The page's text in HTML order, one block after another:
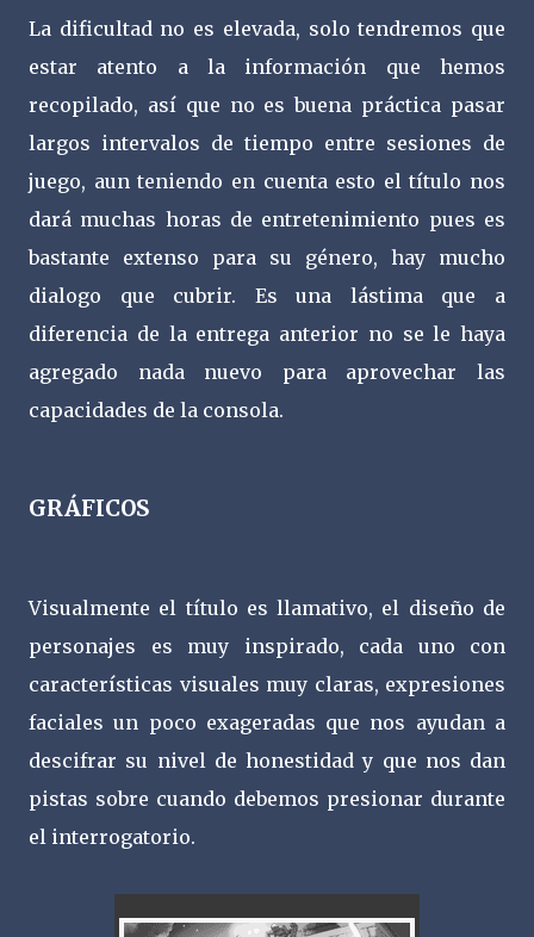
La dificultad no es elevada, solo tendremos que
estar atento a la información que hemos
recopilado, así que no es buena práctica pasar
largos intervalos de tiempo entre sesiones de
juego, aun teniendo en cuenta esto el título nos
dará muchas horas de entretenimiento pues es
bastante extenso para su género, hay mucho
dialogo que cubrir. Es una lástima que a
diferencia de la entrega anterior no se le haya
agregado nada nuevo para aprovechar las
capacidades de la consola.
GRÁFICOS
Visualmente el título es llamativo, el diseño de
personajes es muy inspirado, cada uno con
características visuales muy claras, expresiones
faciales un poco exageradas que nos ayudan a
descifrar su nivel de honestidad y que nos dan
pistas sobre cuando debemos presionar durante
el interrogatorio.